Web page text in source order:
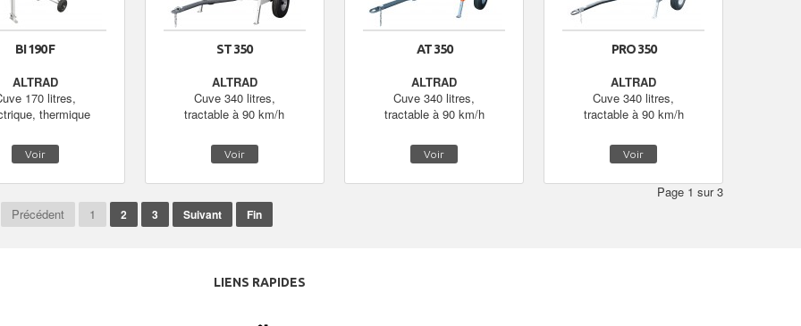
BI 190 F
ALTRAD
170 litres,
thermique
Voir
ST 350
ALTRAD
Cuve 340 litres,
tractable à 90 km/h
Voir
AT 350
ALTRAD
Cuve 340 litres,
tractable à 90 km/h
Voir
PRO 350
ALTRAD
Cuve 340 litres,
tractable à 90 km/h
Voir
Précédent 1 2 3 Suivant Fin
Page 1 sur 3
LIENS RAPIDES